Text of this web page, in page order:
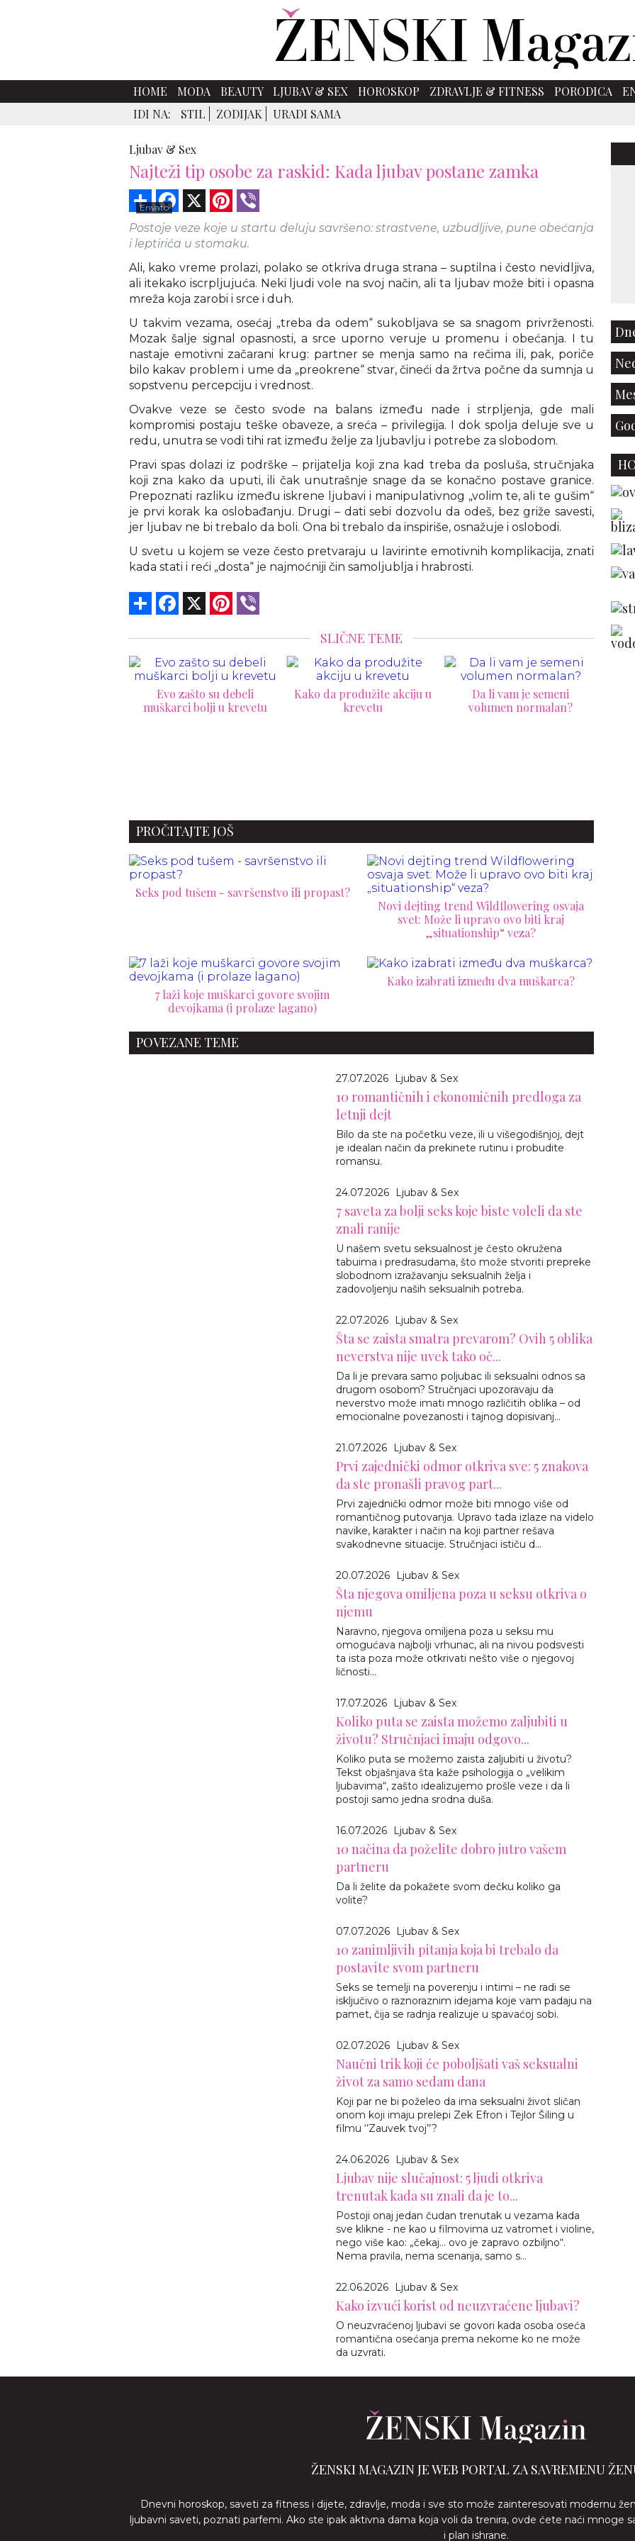
HOME MODA BEAUTY LJUBAV & SEX HOROSKOP ZDRAVLJE & FITNESS PORODICA
IDI NA:
STIL ZODIJAK URADI SAMA
Ljubav & Sex
Najteži tip osobe za raskid: Kada ljubav postane zamka
Share Facebook Pinterest
Envato
Postoje veze koje u startu deluju savršeno: strastvene, uzbudljive, pune obećanja
i leptirića u stomaku.
Ali, kako vreme prolazi, polako se otkriva druga strana – suptilna i često nevidljiva,
ali itekako iscrpljujuća. Neki ljudi vole na svoj način, ali ta ljubav može biti i opasna
mreža koja zarobi i srce i duh.
U takvim vezama, osećaj „treba da odem“ sukobljava se sa snagom privrženosti.
Mozak šalje signal opasnosti, a srce uporno veruje u promenu i obećanja. I tu
nastaje emotivni začarani krug: partner se menja samo na rečima ili, pak, poriče
bilo kakav problem i ume da „preokrene“ stvar, čineći da žrtva počne da sumnja u
sopstvenu percepciju i vrednost.
Ovakve veze se često svode na balans između nade i strpljenja, gde mali
kompromisi postaju teške obaveze, a sreća – privilegija. I dok spolja deluje sve u
redu, unutra se vodi tihi rat između želje za ljubavlju i potrebe za slobodom.
Pravi spas dolazi iz podrške – prijatelja koji zna kad treba da posluša, stručnjaka
koji zna kako da uputi, ili čak unutrašnje snage da se konačno postave granice.
Prepoznati razliku između iskrene ljubavi i manipulativnog „volim te, ali te gušim“
je prvi korak ka oslobađanju. Drugi – dati sebi dozvolu da odeš, bez griže savesti,
jer ljubav ne bi trebalo da boli. Ona bi trebalo da inspiriše, osnažuje i oslobodi.
U svetu u kojem se veze često pretvaraju u lavirinte emotivnih komplikacija, znati
kada stati i reći „dosta“ je najmoćniji čin samoljublja i hrabrosti.
Share Facebook Pinterest
SLIČNE TEME
Kako da produžite akciju u
krevetu
Da li vam je semeni
volumen normalan?
PROČITAJTE JOŠ
Seks pod tušem - savršenstvo ili propast?
Novi dejting trend Wildflowering osvaja
svet: Može li upravo ovo biti kraj
„situationship“ veza?
7 laži koje muškarci govore svojim
devojkama (i prolaze lagano)
Kako izabrati između dva muškarca?
POVEZANE TEME
27.07.2026 Ljubav & Sex
10 romantičnih i ekonomičnih predloga za
letnji dejt
Bilo da ste na početku veze, ili u višegodišnjoj, dejt
je idealan način da prekinete rutinu i probudite
romansu.
24.07.2026 Ljubav & Sex
7 saveta za bolji seks koje biste voleli da ste
znali ranije
U našem svetu seksualnost je često okružena
tabuima i predrasudama, što može stvoriti prepreke
slobodnom izražavanju seksualnih želja i
zadovoljenju naših seksualnih potreba.
22.07.2026 Ljubav & Sex
Šta se zaista smatra prevarom? Ovih 5 oblika
neverstva nije uvek tako oč...
Da li je prevara samo poljubac ili seksualni odnos sa
drugom osobom? Stručnjaci upozoravaju da
neverstvo može imati mnogo različitih oblika – od
emocionalne povezanosti i tajnog dopisivanj...
21.07.2026 Ljubav & Sex
Prvi zajednički odmor otkriva sve: 5 znakova
da ste pronašli pravog part...
Prvi zajednički odmor može biti mnogo više od
romantičnog putovanja. Upravo tada izlaze na videlo
navike, karakter i način na koji partner rešava
svakodnevne situacije. Stručnjaci ističu d...
20.07.2026 Ljubav & Sex
Šta njegova omiljena poza u seksu otkriva o
njemu
Naravno, njegova omiljena poza u seksu mu
omogućava najbolji vrhunac, ali na nivou podsvesti
ta ista poza može otkrivati nešto više o njegovoj
ličnosti...
17.07.2026 Ljubav & Sex
Koliko puta se zaista možemo zaljubiti u
životu? Stručnjaci imaju odgovo...
Koliko puta se možemo zaista zaljubiti u životu?
Tekst objašnjava šta kaže psihologija o „velikim
ljubavima“, zašto idealizujemo prošle veze i da li
postoji samo jedna srodna duša.
16.07.2026 Ljubav & Sex
10 načina da poželite dobro jutro vašem
partneru
Da li želite da pokažete svom dečku koliko ga
volite?
07.07.2026 Ljubav & Sex
10 zanimljivih pitanja koja bi trebalo da
postavite svom partneru
Seks se temelji na poverenju i intimi – ne radi se
isključivo o raznoraznim idejama koje vam padaju na
pamet, čija se radnja realizuje u spavaćoj sobi.
02.07.2026 Ljubav & Sex
Naučni trik koji će poboljšati vaš seksualni
život za samo sedam dana
Koji par ne bi poželeo da ima seksualni život sličan
onom koji imaju prelepi Zek Efron i Tejlor Šiling u
filmu ‘’Zauvek tvoj’’?
24.06.2026 Ljubav & Sex
Ljubav nije slučajnost: 5 ljudi otkriva
trenutak kada su znali da je to...
Postoji onaj jedan čudan trenutak u vezama kada
sve klikne - ne kao u filmovima uz vatromet i violine,
nego više kao: „čekaj… ovo je zapravo ozbiljno“.
Nema pravila, nema scenarija, samo s...
22.06.2026 Ljubav & Sex
Kako izvući korist od neuzvraćene ljubavi?
O neuzvraćenoj ljubavi se govori kada osoba oseća
romantična osećanja prema nekome ko ne može
da uzvrati.
ŽENSKI MAGAZIN JE WEB PORTAL ZA SAVREMENU
Dnevni horoskop, saveti za fitness i dijete, zdravlje, moda i sve sto može zainteresovati modernu
ljubavni saveti, poznati parfemi. Ako ste ipak aktivna dama koja voli da trenira, ovde ćete naći mnoge
i plan ishrane.